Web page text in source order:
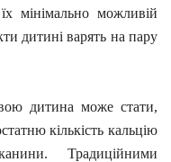
мінімально можливій
дитині варять на пару
дитина може стати,
кількість кальцію
Традиційними